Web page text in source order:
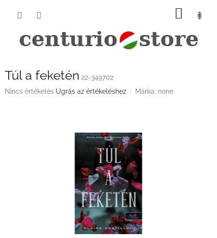
KOSÁR
Túl a feketén 22-349702
A
Nincs értékelés Ugrás az értékeléshez Márka: none